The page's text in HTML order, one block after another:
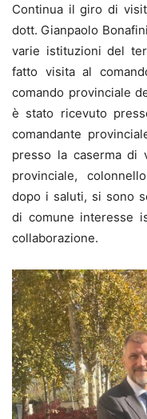
Continua il giro di
dott. Gianpaolo
varie istituzioni del
fatto visita al
comando provinciale
è stato ricevuto
comandante
presso la caserma di
provinciale,
dopo i saluti, si sono
di comune interesse
collaborazione.